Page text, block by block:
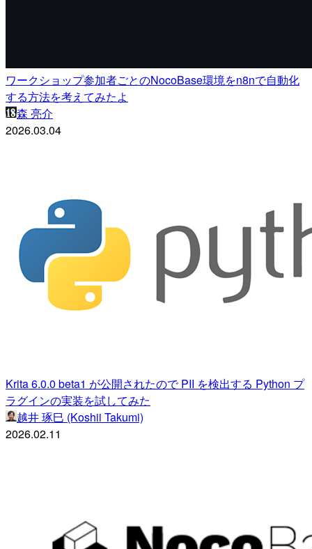
ワークショップ参加者ごとのNocoBase環境をn8nで自動化
する方法を考えてみたよ
森 亮介
2026.03.04
Krita 6.0.0 beta1 が公開されたので PII を検出する Python プ
ラグインの実装を試してみた
越井 琢巳 (Koshii Takumi)
2026.02.11